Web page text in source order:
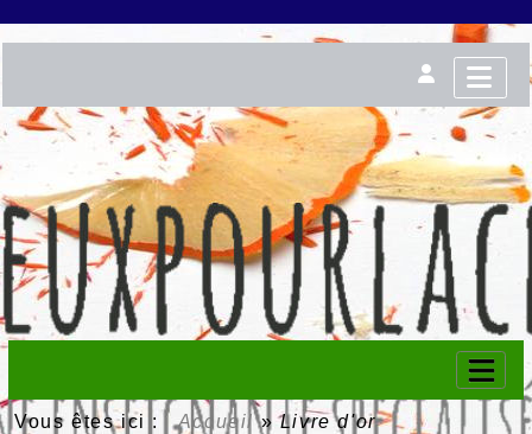
Vous êtes ici :Accueil»Livre d'or